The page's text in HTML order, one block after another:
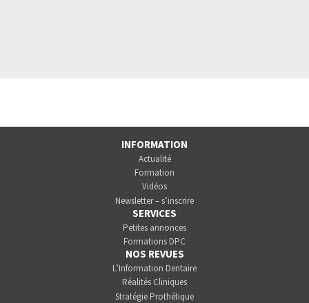
INFORMATION
Actualité
Formation
Vidéos
Newsletter – s’inscrire
SERVICES
Petites annonces
Formations DPC
NOS REVUES
L’Information Dentaire
Réalités Cliniques
Stratégie Prothétique